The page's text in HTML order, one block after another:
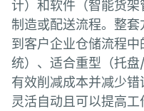
计）和软件（智能货
制造或配送流程。整
到客户企业仓储流程
统）、适合重型（托
有效削减成本并减少
灵活自动且可以提高